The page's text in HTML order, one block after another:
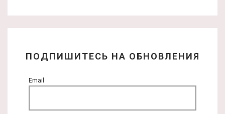
ПОДПИШИТЕСЬ НА ОБНОВЛЕНИЯ
Email